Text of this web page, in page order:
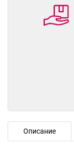
Описание